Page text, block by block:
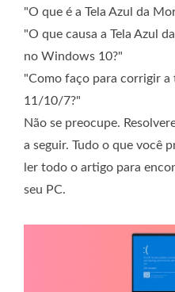
"O que é a Tela Azul da
"O que causa a Tela Azul
no Windows 10?"
"Como faço para corrigir
11/10/7?"
Não se preocupe.
a seguir. Tudo o que você
ler todo o artigo para
seu PC.